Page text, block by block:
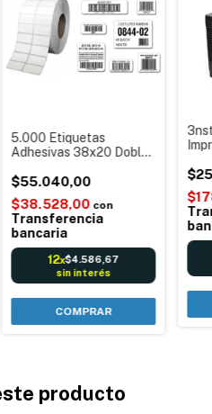
5.000 Etiquetas
Adhesivas 38x20 Doble
Código Barra Logo
Imagen
$55.040,00
$38.528,00 con
Transferencia
bancaria
12x$4.586,67
sin interés
producto